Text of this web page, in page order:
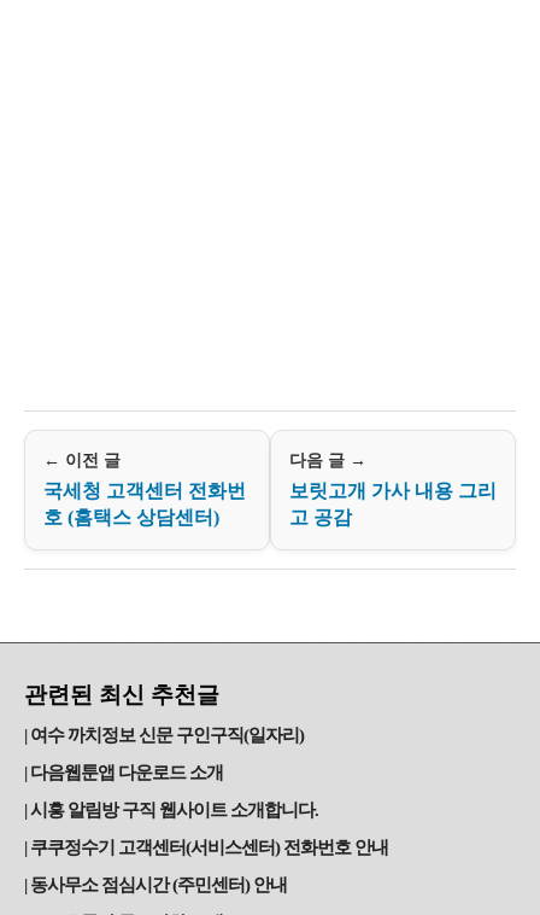
← 이전 글
국세청 고객센터 전화번
호 (홈택스 상담센터)
다음 글 →
보릿고개 가사 내용 그리
고 공감
관련된 최신 추천글
여수 까치정보 신문 구인구직(일자리)
다음웹툰앱 다운로드 소개
시흥 알림방 구직 웹사이트 소개합니다.
쿠쿠정수기 고객센터(서비스센터) 전화번호 안내
동사무소 점심시간 (주민센터) 안내